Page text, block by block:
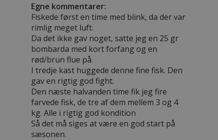
Egne kommentarer:
Fiskede først en time med blink, da der var
rimlig meget luft.
Da det ikke gav noget, satte jeg en 25 gr
bombarda med kort forfang og en
rød/brun flue på.
I tredje kast huggede denne fine fisk. Den
gav en rigtig god fight.
Den næste halvanden time fik jeg fire
farvede fisk, de tre af dem mellem 3 og 4
kg. Alle i rigtig god kondition
Så det må siges at være en god start på
sæsonen.